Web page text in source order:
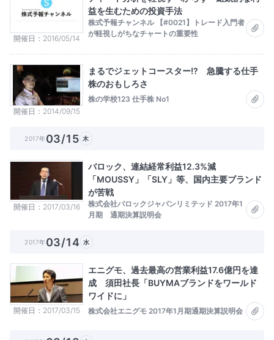
開催日 2016/05/14
益を生むための投資手法
株式予報チャンネル 【#0021】トレード入門者
が軽視しがちなチャートの重要性
開催日 2014/09/15
まるでジェットコースター!? 急騰する仕手
株のおもしろさ
株の学校123 仕手株 No1
2017年03/15 木
開催日 2017/03/16
バロック、連結経常利益12.3%減
「MOUSSY」「SLY」等、国内主要ブランド
が苦戦
株式会社バロックジャパンリミテッド 2017年1
月期 通期決算説明会
2017年03/14 水
開催日 2017/03/15
エニグモ、過去最高の営業利益17.6億円を達
成 須田社長「BUYMAブランドをワールド
ワイドに」
株式会社エニグモ 2017年1月期通期決算説明会